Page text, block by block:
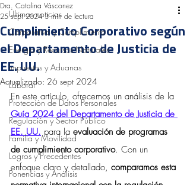
Últimas noticias
Corporativo y Cumplimiento
Energía y Recursos Naturales
Impuestos y Aduanas
Laboral
Protección de Datos Personales
Regulación y Sector Público
Familia y Movilidad
Logros y Precedentes
Ponencias y Análisis
Cumplimiento Corporativo según
el Departamento de Justicia de
EE. UU.
Dra. Catalina Vásconez
25 sept 2024 3 min de lectura
Actualizado: 26 sept 2024
En este artículo, ofrecemos un análisis de la
Guía 2024 del Departamento de Justicia de
EE. UU. para la evaluación de programas
de cumplimiento corporativo. Con un
enfoque claro y detallado, comparamos esta